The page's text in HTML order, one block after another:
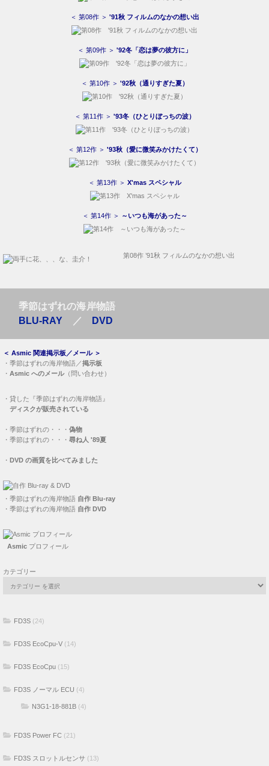
＜ 第08作 ＞ '91秋 フィルムのなかの想い出
＜ 第09作 ＞ '92冬「恋は夢の彼方に」
＜ 第10作 ＞ '92秋（通りすぎた夏）
＜ 第11作 ＞ '93冬（ひとりぼっちの波）
＜ 第12作 ＞ '93秋（愛に微笑みかけたくて）
＜ 第13作 ＞ X'mas スペシャル
＜ 第14作 ＞ ～いつも海があった～
第08作 ’91秋 フィルムのなかの想い出
季節はずれの海岸物語
BLU-RAY ／ DVD
＜ Asmic 関連掲示板／メール＞
・ 季節はずれの海岸物語／掲示板
・ Asmic へのメール（問い合わせ）
・ 貸した『季節はずれの海岸物語』
ディスクが販売されている
・ 季節はずれの・・・ 偽物
・ 季節はずれの・・・ 尋ね人 '89夏
・ DVD の画質を比べてみました
・ 季節はずれの海岸物語 自作 Blu-ray
・ 季節はずれの海岸物語 自作 DVD
Asmicプロフィール
カテゴリー
FD3S (24)
FD3S EcoCpu-V (14)
FD3S EcoCpu (15)
FD3S ノーマル ECU (4)
N3G1-18-881B (4)
FD3S Power FC (21)
FD3S スロットルセンサ (13)